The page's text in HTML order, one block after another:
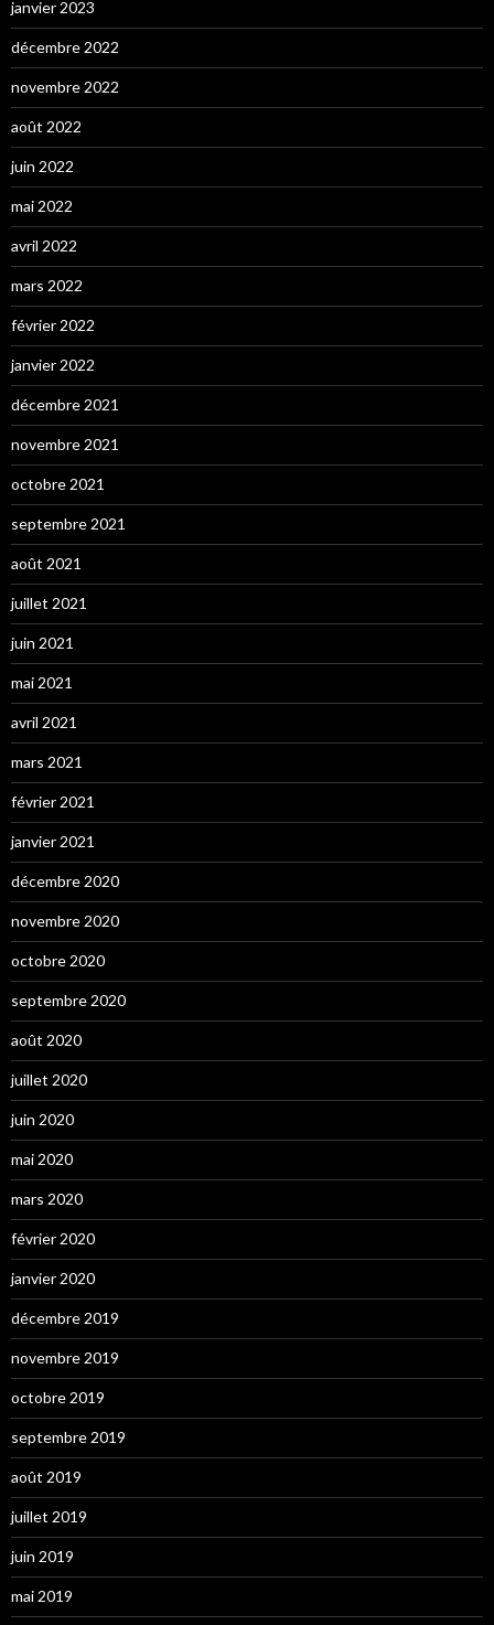
janvier 2023
décembre 2022
novembre 2022
août 2022
juin 2022
mai 2022
avril 2022
mars 2022
février 2022
janvier 2022
décembre 2021
novembre 2021
octobre 2021
septembre 2021
août 2021
juillet 2021
juin 2021
mai 2021
avril 2021
mars 2021
février 2021
janvier 2021
décembre 2020
novembre 2020
octobre 2020
septembre 2020
août 2020
juillet 2020
juin 2020
mai 2020
mars 2020
février 2020
janvier 2020
décembre 2019
novembre 2019
octobre 2019
septembre 2019
août 2019
juillet 2019
juin 2019
mai 2019